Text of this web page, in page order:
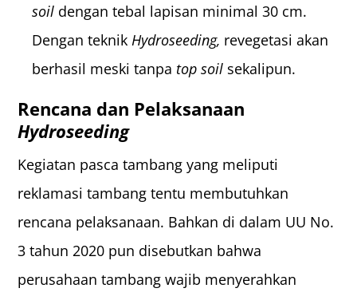
soil dengan tebal lapisan minimal 30 cm.
Dengan teknikHydroseeding, revegetasi akan
berhasil meski tanpa top soil sekalipun.
Rencana dan Pelaksanaan
Hydroseeding
Kegiatan pasca tambang yang meliputi
reklamasi tambang tentu membutuhkan
rencana pelaksanaan. Bahkan di dalam UU No.
3 tahun 2020 pun disebutkan bahwa
perusahaan tambang wajib menyerahkan